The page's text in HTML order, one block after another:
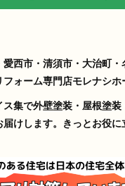
愛西市・清須市・大治町
ォーム専門店モレナシホ
ス集で外壁塗装・屋根塗
届けします。きっとお役